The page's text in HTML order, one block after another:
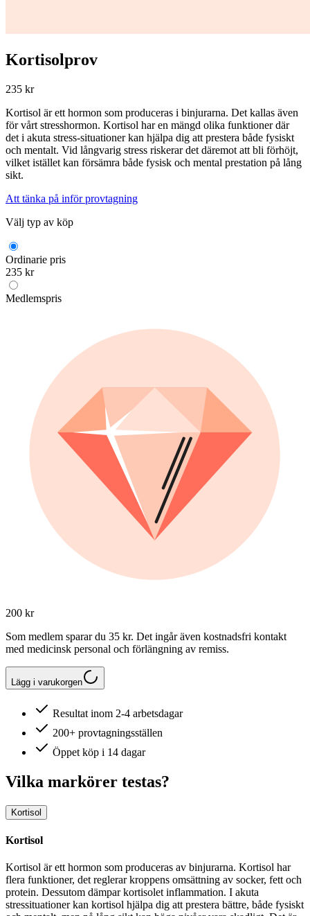
Kortisolprov
235 kr
Kortisol är ett hormon som produceras i binjurarna. Det kallas även
för vårt stresshormon. Kortisol har en mängd olika funktioner där
det i akuta stress-situationer kan hjälpa dig att prestera både fysiskt
och mentalt. Vid långvarig stress riskerar det däremot att bli förhöjt,
vilket istället kan försämra både fysisk och mental prestation på lång
sikt.
Att tänka på inför provtagning
Välj typ av köp
Ordinarie pris
235 kr
Medlemspris
200 kr
Som medlem sparar du 35 kr. Det ingår även kostnadsfri kontakt
med medicinsk personal och förlängning av remiss.
Lägg i varukorgen
Resultat inom 2-4 arbetsdagar
200+ provtagningsställen
Öppet köp i 14 dagar
Vilka markörer testas?
Kortisol
Kortisol
Kortisol är ett hormon som produceras av binjurarna. Kortisol har
flera funktioner, det reglerar kroppens omsättning av socker, fett och
protein. Dessutom dämpar kortisolet inflammation. I akuta
stressituationer kan kortisol hjälpa dig att prestera bättre, både fysiskt